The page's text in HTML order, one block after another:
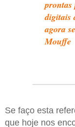
prontas
digitais
agora
Mouffe
Se faço esta
que hoje nos